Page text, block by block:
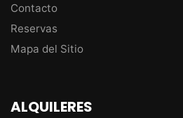
Contacto
Reservas
Mapa del Sitio
ALQUILERES